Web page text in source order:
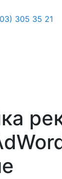
305 35 21